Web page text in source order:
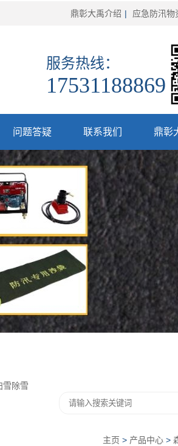
鼎彰大禹介绍 | 应急防汛物
服务热线：
17531188869
问题答疑 联系我们 鼎彰
雪除雪
主页 > 产品中心 >